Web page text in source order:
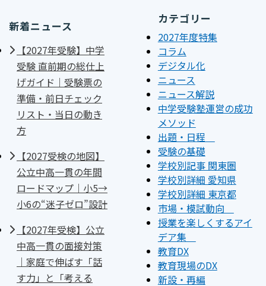
新着ニュース
【2027年受験】中学
受験 直前期の総仕上
げガイド｜受験票の
準備・前日チェック
リスト・当日の動き
方
【2027受検の地図】
公立中高一貫の年間
ロードマップ｜小5→
小6の“迷子ゼロ”設計
【2027年受検】公立
中高一貫の面接対策
｜家庭で伸ばす「話
す力」と「考える
カテゴリー
2027年度特集
コラム
デジタル化
ニュース
ニュース解説
中学受験塾運営の成功
メソッド
出題・日程
受験の基礎
学校別記事 関東圏
学校別詳細 愛知県
学校別詳細 東京都
市場・模試動向
授業を楽しくするアイ
デア集
教育DX
教育現場のDX
新設・再編